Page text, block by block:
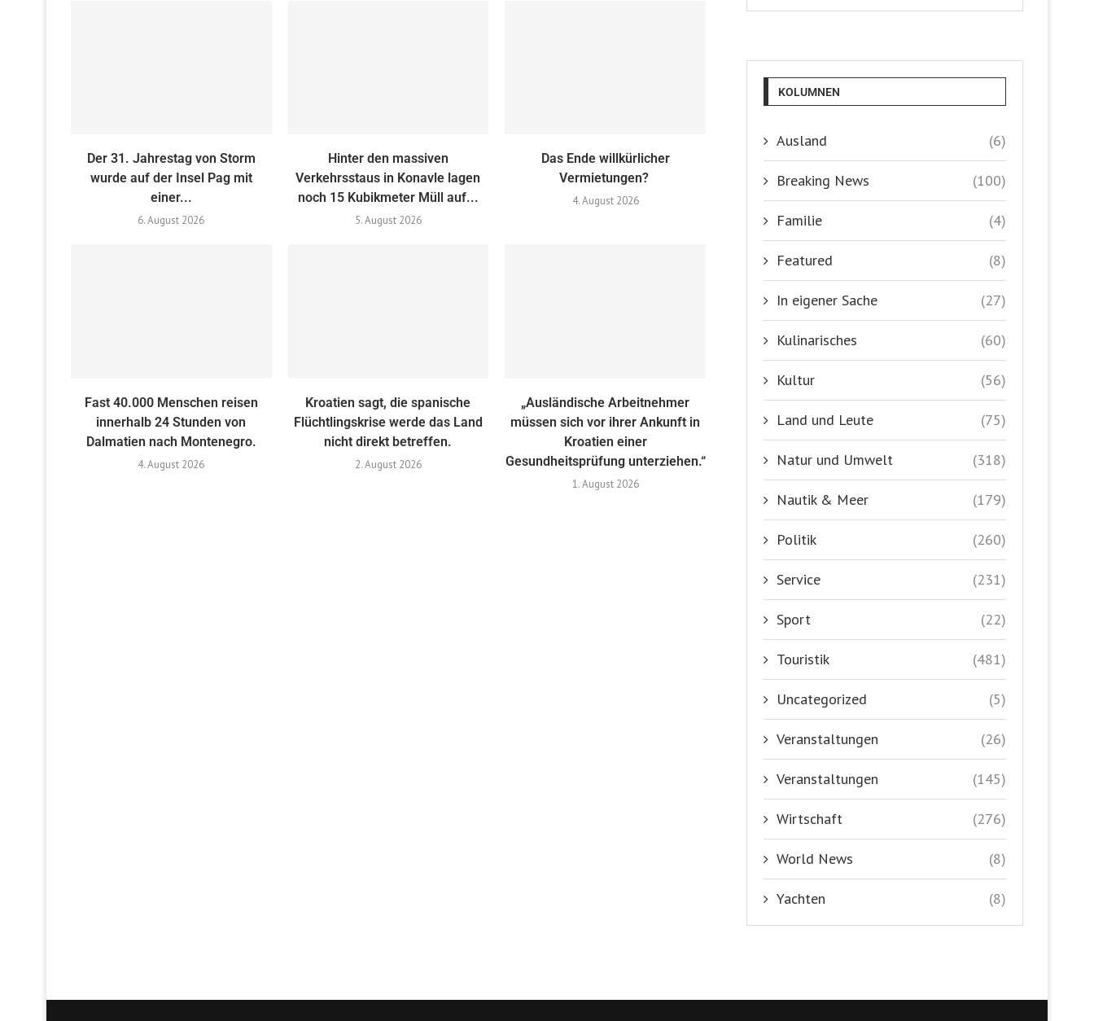
Der 31. Jahrestag von Storm
wurde auf der Insel Pag mit
einer...
6. August 2026
Hinter den massiven
Verkehrsstaus in Konavle lagen
noch 15 Kubikmeter Müll auf...
5. August 2026
Das Ende willkürlicher
Vermietungen?
4. August 2026
Fast 40.000 Menschen reisen
innerhalb 24 Stunden von
Dalmatien nach Montenegro.
4. August 2026
Kroatien sagt, die spanische
Flüchtlingskrise werde das Land
nicht direkt betreffen.
2. August 2026
„Ausländische Arbeitnehmer
müssen sich vor ihrer Ankunft in
Kroatien einer
Gesundheitsprüfung unterziehen.“
1. August 2026
KOLUMNEN
Ausland (6)
Breaking News (100)
Familie (4)
Featured (8)
In eigener Sache (27)
Kulinarisches (60)
Kultur (56)
Land und Leute (75)
Natur und Umwelt (318)
Nautik & Meer (179)
Politik (260)
Service (231)
Sport (22)
Touristik (481)
Uncategorized (5)
Veranstaltungen (26)
Veranstaltungen (145)
Wirtschaft (276)
World News (8)
Yachten (8)